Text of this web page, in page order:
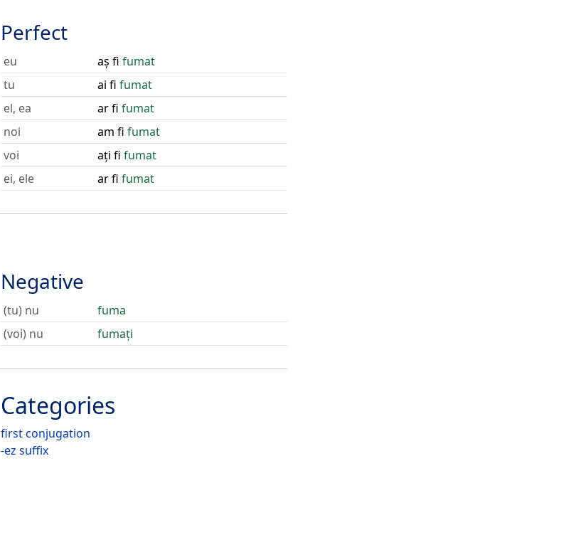
Perfect
eu aș fi fumat
tu
ai fi fumat
el, ea
ar fi fumat
noi
am fi fumat
voi
ați fi fumat
ei, ele
ar fi fumat
Negative
(tu) nu
fuma
(voi) nu
fumați
Categories
first conjugation
-ez suffix